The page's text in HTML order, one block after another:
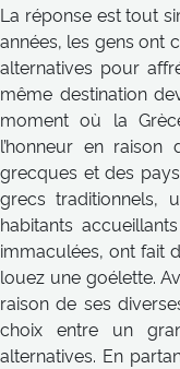
La réponse est tout
années, les gens ont
alternatives pour
même destination
moment où la
l’honneur en
grecques et des
grecs traditionnels,
habitants
immaculées, ont fait
louez une goélette.
raison de ses
choix entre un
alternatives. En